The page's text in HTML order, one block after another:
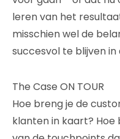
leren van het
misschien wel de
succesvol te blijven in
The Case ON TOUR
Hoe breng je de
klanten in kaart? Hoe